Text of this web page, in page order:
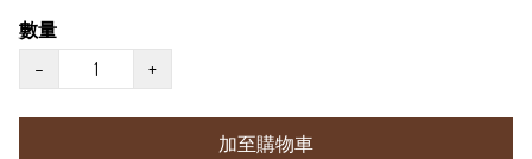
數量
−
+
加至購物車